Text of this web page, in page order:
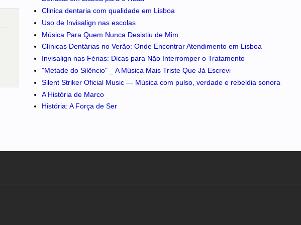
Clinica dentaria com qualidade em Lisboa
Uso de Invisalign nas escolas
Música Para Quem Nunca Desistiu de Mim
Clínicas Dentárias no Verão: Onde Encontrar Atendimento em Lisboa
Invisalign nas Férias: Dicas para Não Interromper o Tratamento
"Metade do Silêncio" _ A Música Mais Triste Que Já Escrevi
Silent Striker Oficial Music — Música com pulso, verdade e rebeldia sonora
A História de Marco
História: A Força de Ser